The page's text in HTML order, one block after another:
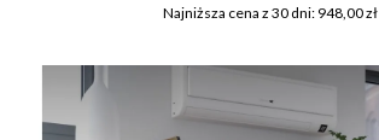
Najniższa cena z 30 dni: 948,00 zł